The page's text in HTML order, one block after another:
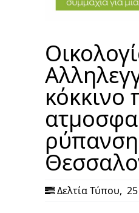
κόκκινο
Δελτία Τύπου,